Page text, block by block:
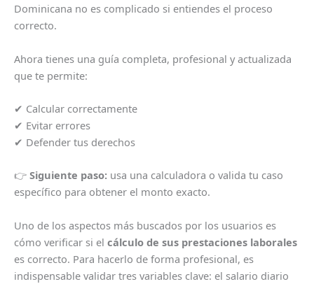
Dominicana no es complicado si entiendes el proceso
correcto.
Ahora tienes una guía completa, profesional y actualizada
que te permite:
✔ Calcular correctamente
✔ Evitar errores
✔ Defender tus derechos
👉 Siguiente paso: usa una calculadora o valida tu caso
específico para obtener el monto exacto.
Uno de los aspectos más buscados por los usuarios es
cómo verificar si el cálculo de sus prestaciones laborales
es correcto. Para hacerlo de forma profesional, es
indispensable validar tres variables clave: el salario diario